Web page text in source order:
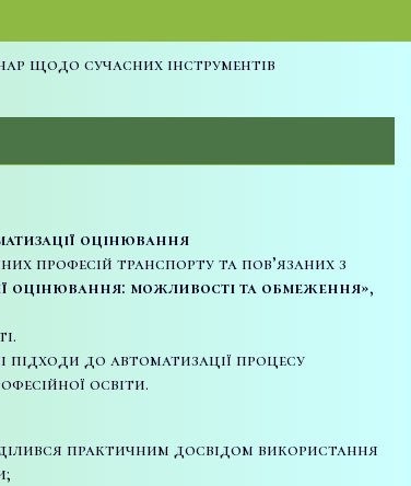
щодо сучасних інструментів
оцінювання
професій транспорту та пов’язаних з
оцінювання: можливості та обмеження»,
до автоматизації процесу
освіти.
практичним досвідом використання